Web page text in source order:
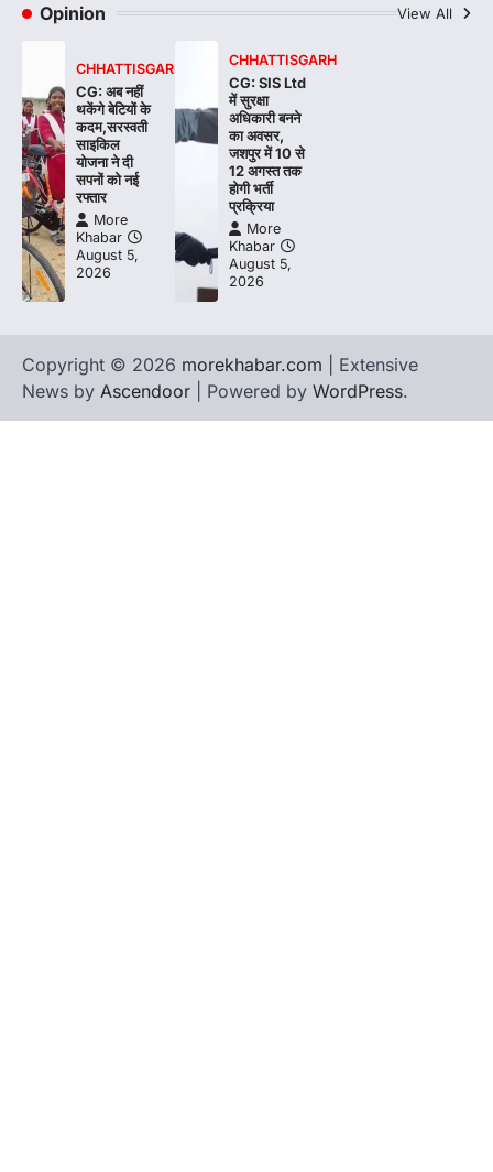
Opinion View All
CHHATTISGARH
CG: अब नहीं
थकेंगे बेटियों के
कदम,सरस्वती
साइकिल
योजना ने दी
सपनों को नई
रफ्तार
More
Khabar
August 5,
2026
CHHATTISGARH
CG: SIS Ltd
में सुरक्षा
अधिकारी बनने
का अवसर,
जशपुर में 10 से
12 अगस्त तक
होगी भर्ती
प्रक्रिया
More
Khabar
August 5,
2026
Copyright © 2026 morekhabar.com | Extensive
News by Ascendoor | Powered by WordPress.